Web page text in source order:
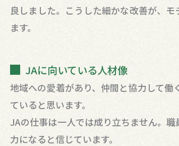
良しました。こうした細かな改善が、
ます。
JAに向いている人材像
地域への愛着があり、仲間と協力して
ていると思います。
JAの仕事は一人では成り立ちません。
力になると信じています。